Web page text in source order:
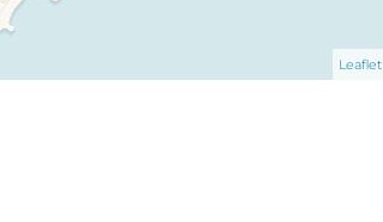
Leaflet